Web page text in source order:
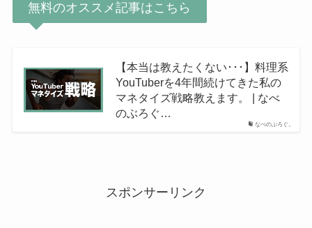
無料のオススメ記事はこちら
なべのぶろぐ。
【本当は教えたくない･･･】料理系
YouTuberを4年間続けてきた私の
マネタイズ戦略教えます。 | なべ
のぶろぐ…
スポンサーリンク